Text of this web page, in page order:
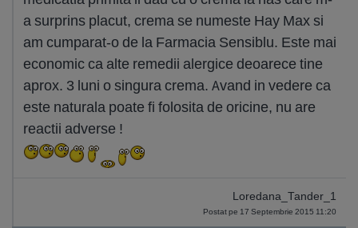
a surprins placut, crema se numeste Hay Max si
am cumparat-o de la Farmacia Sensiblu. Este mai
economic ca alte remedii alergice deoarece tine
aprox. 3 luni o singura crema. Avand in vedere ca
este naturala poate fi folosita de oricine, nu are
reactii adverse !
Loredana_Tander_1
Postat pe 17 Septembrie 2015 11:20